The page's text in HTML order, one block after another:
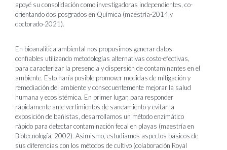
apoyé su consolidación como investigadoras independientes, co-
orientando dos posgrados en Química (maestría-2014 y
doctorado-2021).
En bioanalítica ambiental nos propusimos generar datos
confiables utilizando metodologías alternativas costo-efectivas,
para caracterizar la presencia y dispersión de contaminantes en el
ambiente. Esto haría posible promover medidas de mitigación y
remediación del ambiente y consecuentemente mejorar la salud
humana y ecosistémica. En primer lugar, para responder
rápidamente ante vertimientos de saneamiento y evitar la
exposición de bañistas, desarrollamos un método enzimático
rápido para detectar contaminación fecal en playas (maestría en
Biotecnología, 2002). Asimismo, estudiamos aspectos básicos de
sus diferencias con los métodos de cultivo (colaboración Royal